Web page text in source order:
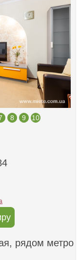
8 9 10
рядом метро